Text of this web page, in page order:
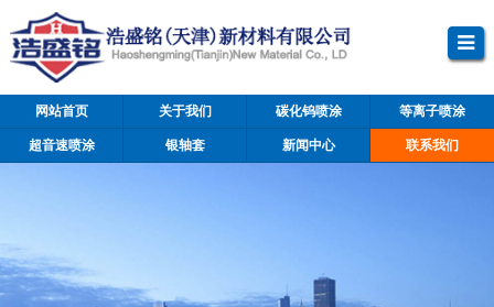
网站首页 关于我们 碳化钨喷涂 等离子喷涂
超音速喷涂 银轴套 新闻中心 联系我们